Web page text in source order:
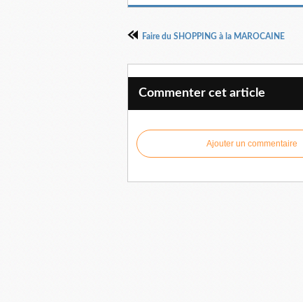
Faire du SHOPPING à la MAROCAINE
Commenter cet article
Ajouter un commentaire